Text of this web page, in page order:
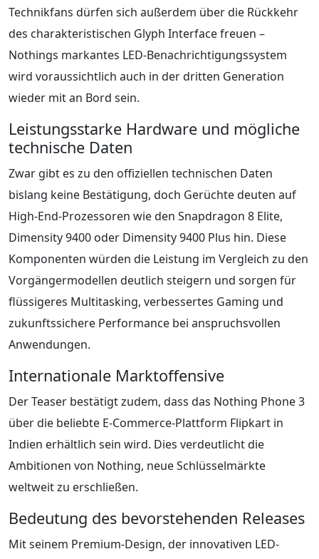
Technikfans dürfen sich außerdem über die Rückkehr
des charakteristischen Glyph Interface freuen –
Nothings markantes LED-Benachrichtigungssystem
wird voraussichtlich auch in der dritten Generation
wieder mit an Bord sein.
Leistungsstarke Hardware und mögliche
technische Daten
Zwar gibt es zu den offiziellen technischen Daten
bislang keine Bestätigung, doch Gerüchte deuten auf
High-End-Prozessoren wie den Snapdragon 8 Elite,
Dimensity 9400 oder Dimensity 9400 Plus hin. Diese
Komponenten würden die Leistung im Vergleich zu den
Vorgängermodellen deutlich steigern und sorgen für
flüssigeres Multitasking, verbessertes Gaming und
zukunftssichere Performance bei anspruchsvollen
Anwendungen.
Internationale Marktoffensive
Der Teaser bestätigt zudem, dass das Nothing Phone 3
über die beliebte E-Commerce-Plattform Flipkart in
Indien erhältlich sein wird. Dies verdeutlicht die
Ambitionen von Nothing, neue Schlüsselmärkte
weltweit zu erschließen.
Bedeutung des bevorstehenden Releases
Mit seinem Premium-Design, der innovativen LED-